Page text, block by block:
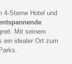
4-Sterne Hotel und
Mit seinem
ein idealer Ort zum